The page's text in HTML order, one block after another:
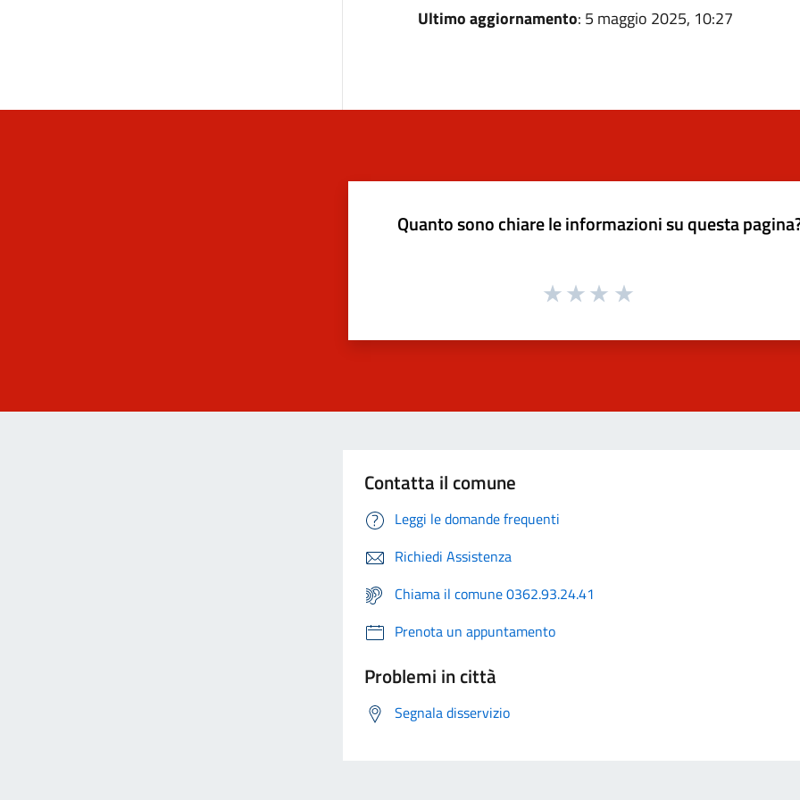
Ultimo aggiornamento: 5 maggio 2025, 10:27
Quanto sono chiare le informazioni su questa
Contatta il comune
Leggi le domande frequenti
Richiedi Assistenza
Chiama il comune 0362.93.24.41
Prenota un appuntamento
Problemi in città
Segnala disservizio